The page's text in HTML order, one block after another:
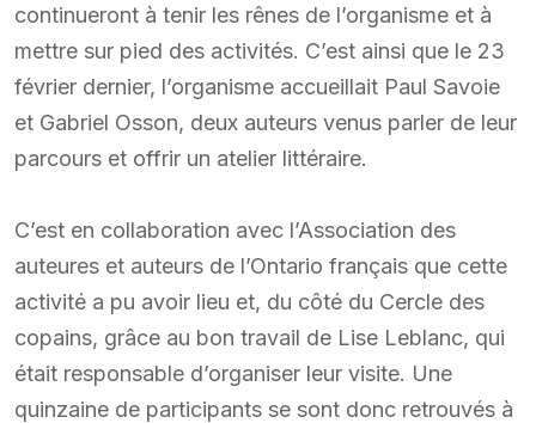
continueront à tenir les rênes de l’organisme et à
mettre sur pied des activités. C’est ainsi que le 23
février dernier, l’organisme accueillait Paul Savoie
et Gabriel Osson, deux auteurs venus parler de leur
parcours et offrir un atelier littéraire.
C’est en collaboration avec l’Association des
auteures et auteurs de l’Ontario français que cette
activité a pu avoir lieu et, du côté du Cercle des
copains, grâce au bon travail de Lise Leblanc, qui
était responsable d’organiser leur visite. Une
quinzaine de participants se sont donc retrouvés à